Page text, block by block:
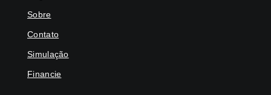
Sobre
Contato
Simulação
Financie